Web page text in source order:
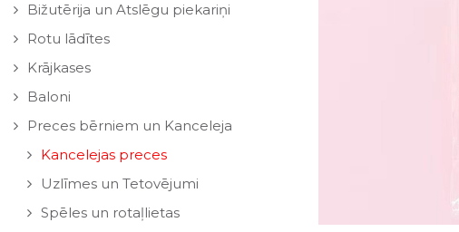
Bižutērija un Atslēgu piekariņi
Rotu lādītes
Krājkases
Baloni
Preces bērniem un Kanceleja
Kancelejas preces
Uzlīmes un Tetovējumi
Spēles un rotaļlietas